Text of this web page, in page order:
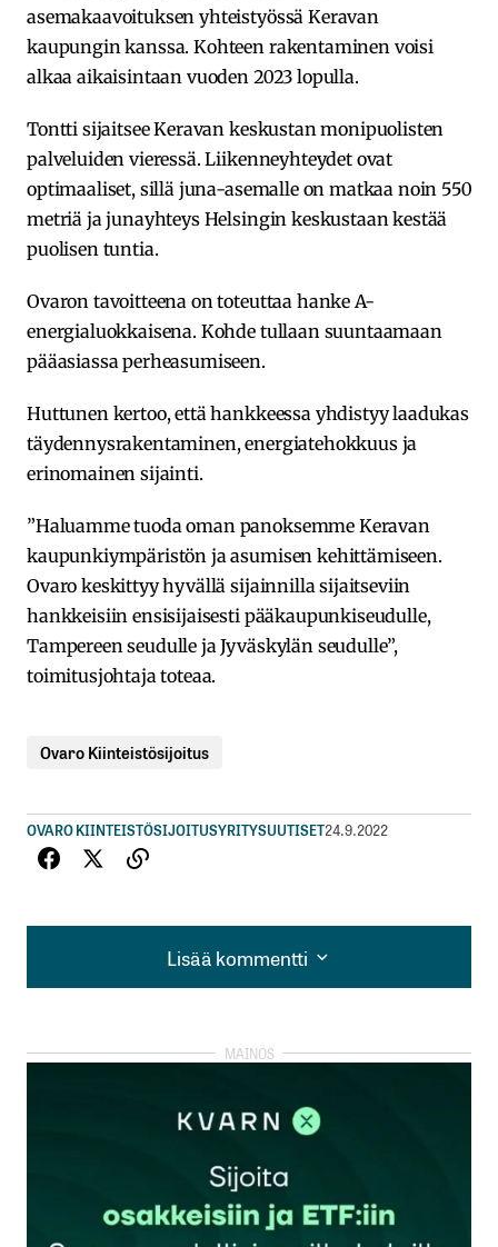
asemakaavoituksen yhteistyössä Keravan
kaupungin kanssa. Kohteen rakentaminen voisi
alkaa aikaisintaan vuoden 2023 lopulla.
Tontti sijaitsee Keravan keskustan monipuolisten
palveluiden vieressä. Liikenneyhteydet ovat
optimaaliset, sillä juna-asemalle on matkaa noin 550
metriä ja junayhteys Helsingin keskustaan kestää
puolisen tuntia.
Ovaron tavoitteena on toteuttaa hanke A-
energialuokkaisena. Kohde tullaan suuntaamaan
pääasiassa perheasumiseen.
Huttunen kertoo, että hankkeessa yhdistyy laadukas
täydennysrakentaminen, energiatehokkuus ja
erinomainen sijainti.
”Haluamme tuoda oman panoksemme Keravan
kaupunkiympäristön ja asumisen kehittämiseen.
Ovaro keskittyy hyvällä sijainnilla sijaitseviin
hankkeisiin ensisijaisesti pääkaupunkiseudulle,
Tampereen seudulle ja Jyväskylän seudulle”,
toimitusjohtaja toteaa.
Ovaro Kiinteistösijoitus
OVARO KIINTEISTÖSIJOITUSYRITYSUUTISET24.9.2022
Lisää kommentti
Lisää kommentti
kirjautua
rekisteröityä